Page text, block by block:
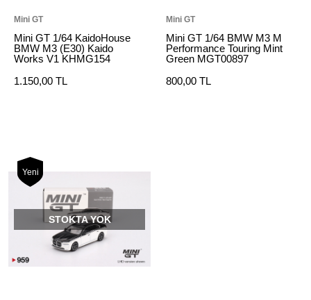
Mini GT
Mini GT 1/64 KaidoHouse
BMW M3 (E30) Kaido
Works V1 KHMG154
1.150,00 TL
Mini GT
Mini GT 1/64 BMW M3 M
Performance Touring Mint
Green MGT00897
800,00 TL
Yeni
STOKTA YOK